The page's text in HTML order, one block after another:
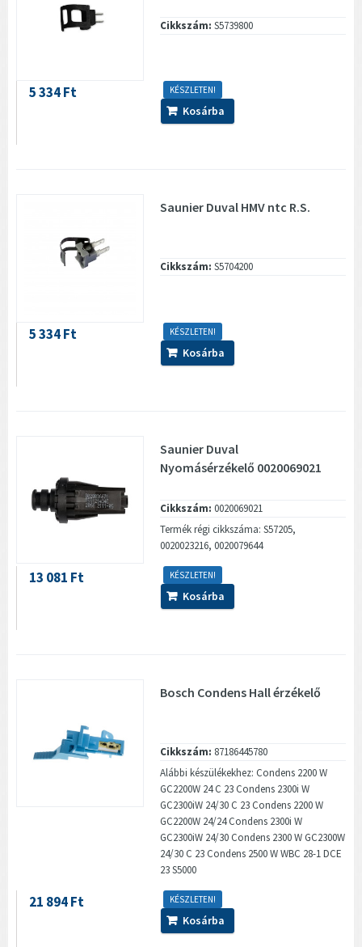
Cikkszám: S5739800
KÉSZLETEN!
5 334 Ft
Kosárba
Saunier Duval HMV ntc R.S.
Cikkszám: S5704200
KÉSZLETEN!
5 334 Ft
Kosárba
Saunier Duval
Nyomásérzékelő 0020069021
Cikkszám: 0020069021
Termék régi cikkszáma: S57205,
0020023216, 0020079644
KÉSZLETEN!
13 081 Ft
Kosárba
Bosch Condens Hall érzékelő
Cikkszám: 87186445780
Alábbi készülékekhez: Condens 2200 W
GC2200W 24 C 23 Condens 2300i W
GC2300iW 24/30 C 23 Condens 2200 W
GC2200W 24/24 Condens 2300i W
GC2300iW 24/30 Condens 2300 W GC2300W
24/30 C 23 Condens 2500 W WBC 28-1 DCE
23 S5000
KÉSZLETEN!
21 894 Ft
Kosárba